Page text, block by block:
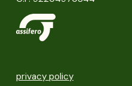
privacy policy